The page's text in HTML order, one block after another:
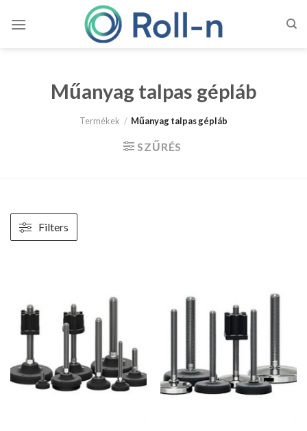
Műanyag talpas gépláb
Termékek / Műanyag talpas gépláb
SZŰRÉS
Filters